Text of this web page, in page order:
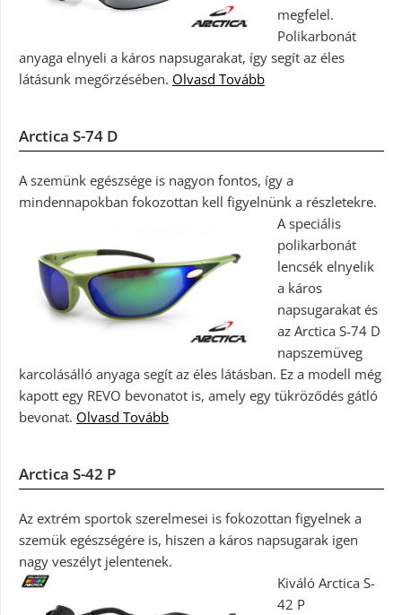
megfelel.
Polikarbonát
anyaga elnyeli a káros napsugarakat, így segít az éles
látásunk megőrzésében. Olvasd Tovább
Arctica S-74 D
A szemünk egészsége is nagyon fontos, így a
mindennapokban fokozottan kell figyelnünk a részletekre.
A speciális
polikarbonát
lencsék elnyelik
a káros
napsugarakat és
az Arctica S-74 D
napszemüveg
karcolásálló anyaga segít az éles látásban. Ez a modell még
kapott egy REVO bevonatot is, amely egy tükröződés gátló
bevonat. Olvasd Tovább
Arctica S-42 P
Az extrém sportok szerelmesei is fokozottan figyelnek a
szemük egészségére is, hiszen a káros napsugarak igen
nagy veszélyt jelentenek.
Kiváló Arctica S-
42 P